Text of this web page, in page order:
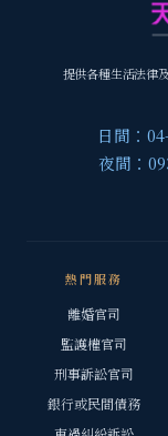
提供各種生活法律
日間：
夜間：
熱門服務
離婚官司
監護權官司
刑事訴訟官司
銀行或民間債務